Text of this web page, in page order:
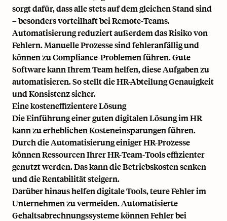
sorgt dafür, dass alle stets auf dem gleichen Stand sind
– besonders vorteilhaft bei Remote-Teams.
Automatisierung reduziert außerdem das Risiko von
Fehlern. Manuelle Prozesse sind fehleranfällig und
können zuCompliance-Problemenführen. Gute
Software kann Ihrem Team helfen, diese Aufgaben zu
automatisieren. So stellt die HR-Abteilung Genauigkeit
und Konsistenz sicher.
Eine kosteneffizientere Lösung
Die Einführung einer guten digitalen Lösung im HR
kann zu erheblichen Kosteneinsparungen führen.
Durch die Automatisierung einiger HR-Prozesse
können Ressourcen Ihrer HR-Team-Tools effizienter
genutzt werden. Das kann die Betriebskosten senken
und die Rentabilität steigern.
Darüber hinaus helfen digitale Tools, teure Fehler im
Unternehmen zu vermeiden. Automatisierte
Gehaltsabrechnungssysteme können Fehler bei